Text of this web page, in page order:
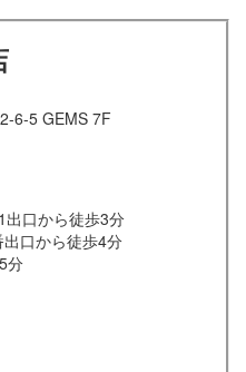
6-5 GEMS 7F
出口から徒歩3分
口から徒歩4分
分